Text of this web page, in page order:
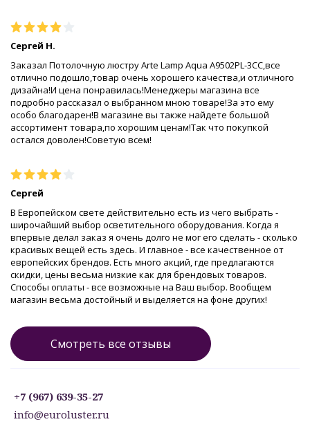
Сергей Н.
Заказал Потолочную люстру Arte Lamp Aqua A9502PL-3CC,все
отлично подошло,товар очень хорошего качества,и отличного
дизайна!И цена понравилась!Менеджеры магазина все
подробно рассказал о выбранном мною товаре!За это ему
особо благодарен!В магазине вы также найдете большой
ассортимент товара,по хорошим ценам!Так что покупкой
остался доволен!Советую всем!
Сергей
В Европейском свете действительно есть из чего выбрать -
широчайший выбор осветительного оборудования. Когда я
впервые делал заказ я очень долго не мог его сделать - сколько
красивых вещей есть здесь. И главное - все качественное от
европейских брендов. Есть много акций, где предлагаются
скидки, цены весьма низкие как для брендовых товаров.
Способы оплаты - все возможные на Ваш выбор. Вообщем
магазин весьма достойный и выделяется на фоне других!
Смотреть все отзывы
+7 (967) 639-35-27
info@euroluster.ru